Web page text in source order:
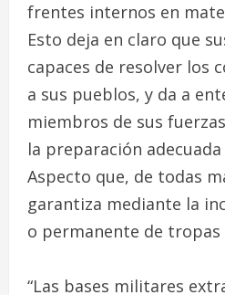
frentes internos en
Esto deja en claro que
capaces de resolver los
a sus pueblos, y da a
miembros de sus
la preparación
Aspecto que, de todas
garantiza mediante la
o permanente de tropas
“Las bases militares